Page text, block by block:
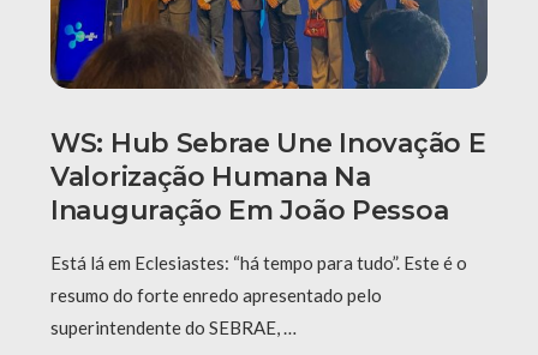
WS: Hub Sebrae Une Inovação E
Valorização Humana Na
Inauguração Em João Pessoa
Está lá em Eclesiastes: “há tempo para tudo”. Este é o
resumo do forte enredo apresentado pelo
superintendente do SEBRAE, …